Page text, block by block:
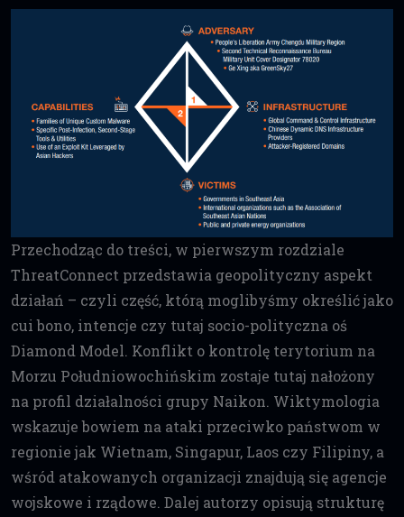
Przechodząc do treści, w pierwszym rozdziale
ThreatConnect przedstawia geopolityczny aspekt
działań – czyli część, którą moglibyśmy określić jako
cui bono, intencje czy tutaj socio-polityczna oś
Diamond Model. Konflikt o kontrolę terytorium na
Morzu Południowochińskim zostaje tutaj nałożony
na profil działalności grupy Naikon. Wiktymologia
wskazuje bowiem na ataki przeciwko państwom w
regionie jak Wietnam, Singapur, Laos czy Filipiny, a
wśród atakowanych organizacji znajdują się agencje
wojskowe i rządowe. Dalej autorzy opisują strukturę